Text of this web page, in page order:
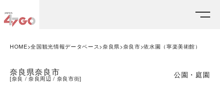
HOME 全国観光情報データベース 奈良県 奈良市 依水園（寧楽美術館）
奈良県奈良市
[奈良 奈良周辺 奈良市街] 公園・庭園